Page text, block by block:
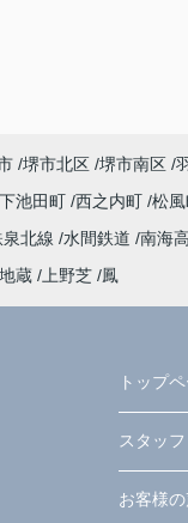
堺市北区 堺市南区
下池田町 西之内町 松
北線 水間鉄道 南海
蔵 上野芝 鳳
トップ
スタッフ
お客様